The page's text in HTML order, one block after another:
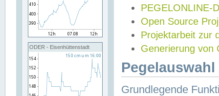
ODER - Eisenhüttenstadt
PEGELONLINE-
Open Source
Projektarbeit zur
Generierung von
Grundlegende